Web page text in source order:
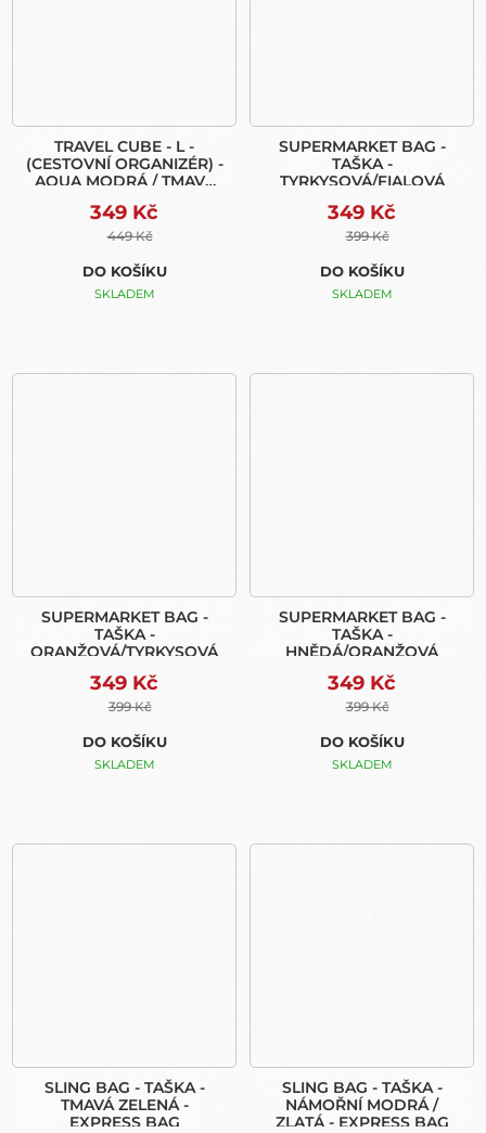
TRAVEL CUBE - L -
(CESTOVNÍ ORGANIZÉR) -
AQUA MODRÁ / TMAVÁ
349 Kč
449 Kč
DO KOŠÍKU
SKLADEM
SUPERMARKET BAG -
TAŠKA -
TYRKYSOVÁ/FIALOVÁ
349 Kč
399 Kč
DO KOŠÍKU
SKLADEM
SUPERMARKET BAG -
TAŠKA -
ORANŽOVÁ/TYRKYSOVÁ
349 Kč
399 Kč
DO KOŠÍKU
SKLADEM
SUPERMARKET BAG -
TAŠKA -
HNĚDÁ/ORANŽOVÁ
349 Kč
399 Kč
DO KOŠÍKU
SKLADEM
SLING BAG - TAŠKA -
TMAVÁ ZELENÁ -
EXPRESS BAG
SLING BAG - TAŠKA -
NÁMOŘNÍ MODRÁ /
ZLATÁ - EXPRESS BAG